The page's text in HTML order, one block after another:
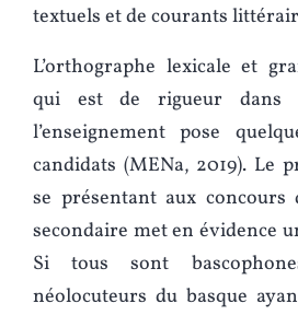
textuels et de courants
L’orthographe lexicale et
qui est de rigueur dans
l’enseignement pose
candidats (MENa, 2019). Le
se présentant aux concours
secondaire met en évidence
Si tous sont
néolocuteurs du basque